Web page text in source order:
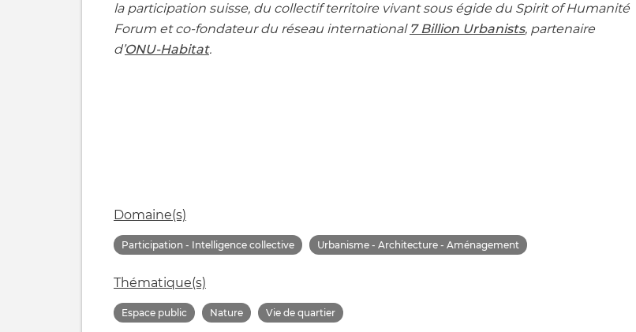
la participation suisse, du collectif territoire vivant sous égide du Spirit of Humanité
Forum et co-fondateur du réseau international 7 Billion Urbanists, partenaire
d’ONU-Habitat.
Domaine(s)
Participation - Intelligence collective Urbanisme - Architecture - Aménagement
Thématique(s)
Espace public Nature Vie de quartier